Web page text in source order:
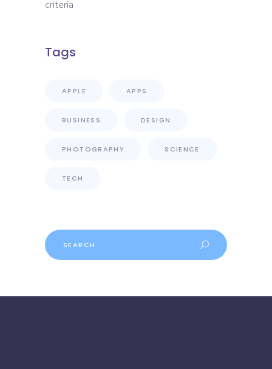
criteria
Tags
APPLE APPS
BUSINESS DESIGN
PHOTOGRAPHY SCIENCE
TECH
Search